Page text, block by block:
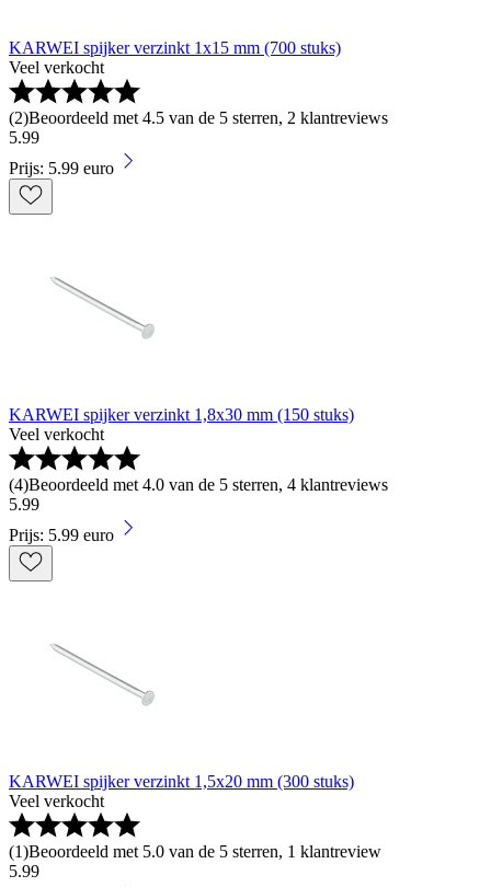
KARWEI spijker verzinkt 1x15 mm (700 stuks)
Veel verkocht
(2)Beoordeeld met 4.5 van de 5 sterren, 2 klantreviews
5.99
Prijs: 5.99 euro
KARWEI spijker verzinkt 1,8x30 mm (150 stuks)
Veel verkocht
(4)Beoordeeld met 4.0 van de 5 sterren, 4 klantreviews
5.99
Prijs: 5.99 euro
KARWEI spijker verzinkt 1,5x20 mm (300 stuks)
Veel verkocht
(1)Beoordeeld met 5.0 van de 5 sterren, 1 klantreview
5.99